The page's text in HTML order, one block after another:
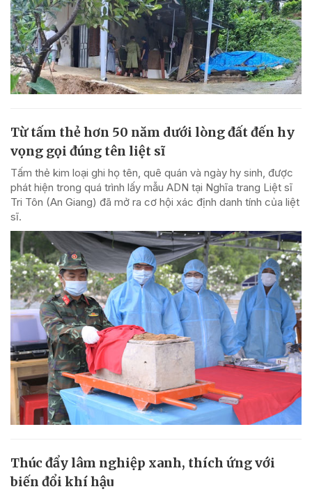
Từ tấm thẻ hơn 50 năm dưới lòng đất đến hy
vọng gọi đúng tên liệt sĩ
Tấm thẻ kim loại ghi họ tên, quê quán và ngày hy sinh, được
phát hiện trong quá trình lấy mẫu ADN tại Nghĩa trang Liệt sĩ
Tri Tôn (An Giang) đã mở ra cơ hội xác định danh tính của liệt
sĩ.
Thúc đẩy lâm nghiệp xanh, thích ứng với
biến đổi khí hậu